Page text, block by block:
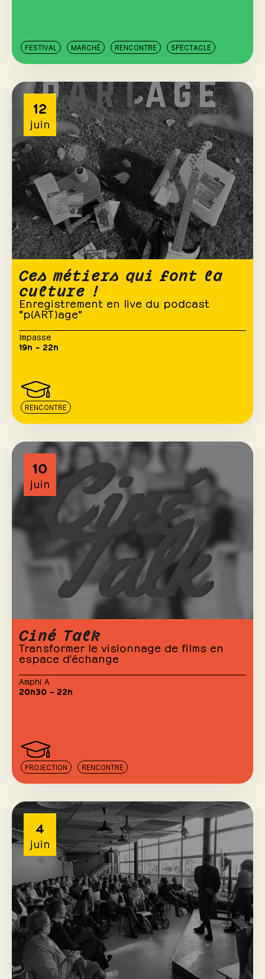
FESTIVAL MARCHÉ RENCONTRE SPECTACLE
12
juin
Ces métiers qui font la
culture !
Enregistrement en live du podcast
"p(ART)age"
Impasse
19h – 22h
RENCONTRE
10
juin
Ciné Talk
Transformer le visionnage de films en
espace d’échange
Amphi A
20h30 – 22h
PROJECTION RENCONTRE
4
juin